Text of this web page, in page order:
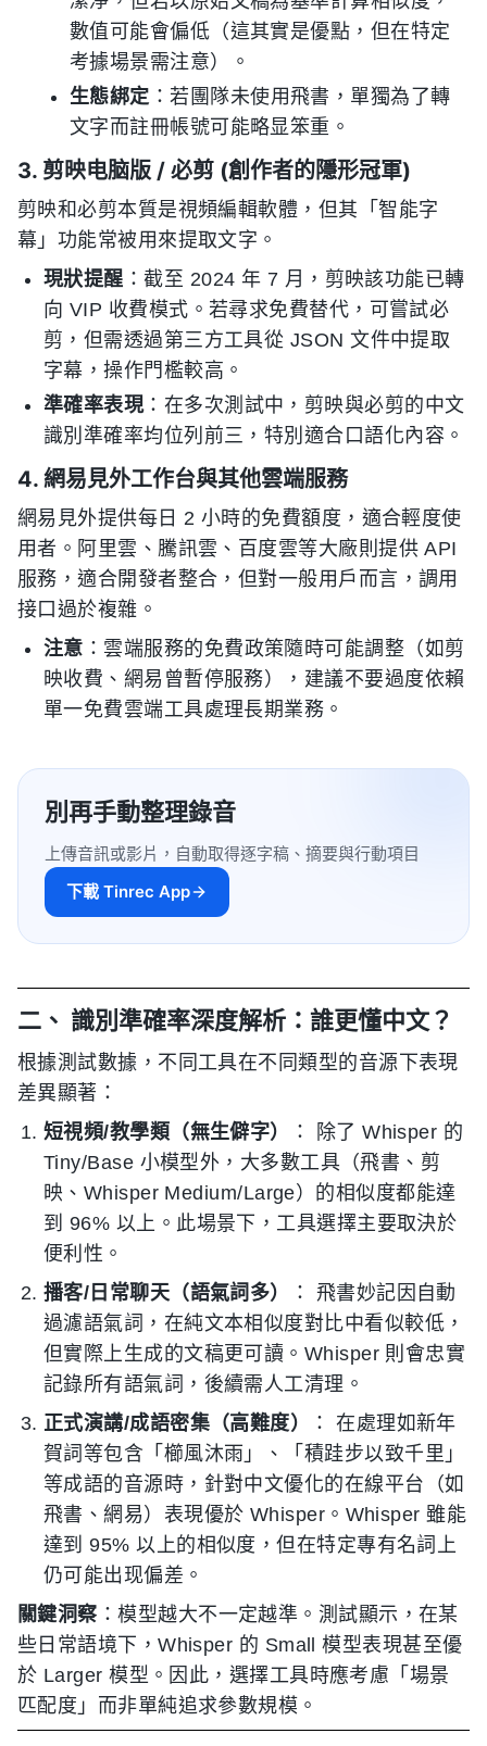
數值可能會偏低（這其實是優點，但在特定
考據場景需注意）。
生態綁定 ：若團隊未使用飛書，單獨為了轉
文字而註冊帳號可能略显笨重。
3. 剪映电脑版 / 必剪 (創作者的隱形冠軍)
剪映和必剪本質是視頻編輯軟體，但其「智能字
幕」功能常被用來提取文字。
現狀提醒 ：截至 2024 年 7 月，剪映該功能已轉
向 VIP 收費模式。若尋求免費替代，可嘗試必
剪，但需透過第三方工具從 JSON 文件中提取
字幕，操作門檻較高。
準確率表現：在多次測試中，剪映與必剪的中文
識別準確率均位列前三，特別適合口語化內容。
4. 網易見外工作台與其他雲端服務
網易見外提供每日 2 小時的免費額度，適合輕度使
用者。阿里雲、騰訊雲、百度雲等大廠則提供 API
服務，適合開發者整合，但對一般用戶而言，調用
接口過於複雜。
注意 ：雲端服務的免費政策隨時可能調整（如剪
映收費、網易曾暫停服務），建議不要過度依賴
單一免費雲端工具處理長期業務。
別再手動整理錄音
上傳音訊或影片，自動取得逐字稿、摘要與行動項目
下載 Tinrec App
二、 識別準確率深度解析：誰更懂中文？
根據測試數據，不同工具在不同類型的音源下表現
差異顯著：
短視頻/教學類（無生僻字）
： 除了 Whisper 的
Tiny/Base 小模型外，大多數工具（飛書、剪
映、Whisper Medium/Large）的相似度都能達
到 96% 以上。此場景下，工具選擇主要取決於
便利性。
播客/日常聊天（語氣詞多）
： 飛書妙記因自動
過濾語氣詞，在純文本相似度對比中看似較低，
但實際上生成的文稿更可讀。Whisper 則會忠實
記錄所有語氣詞，後續需人工清理。
正式演講/成語密集（高難度）
： 在處理如新年
賀詞等包含「櫛風沐雨」、「積跬步以致千里」
等成語的音源時，針對中文優化的在線平台（如
飛書、網易）表現優於 Whisper。Whisper 雖能
達到 95% 以上的相似度，但在特定專有名詞上
仍可能出现偏差。
關鍵洞察 ：模型越大不一定越準。測試顯示，在某
些日常語境下，Whisper 的 Small 模型表現甚至優
於 Larger 模型。因此，選擇工具時應考慮「場景
匹配度」而非單純追求參數規模。